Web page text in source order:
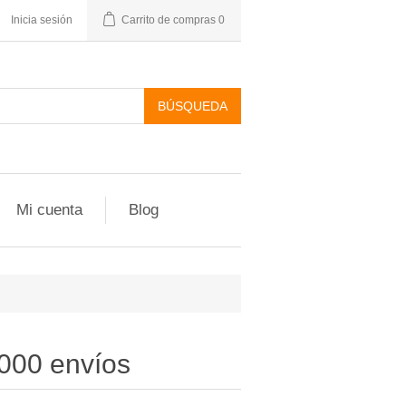
Inicia sesión Carrito de compras 0
Mi cuenta Blog
envíos